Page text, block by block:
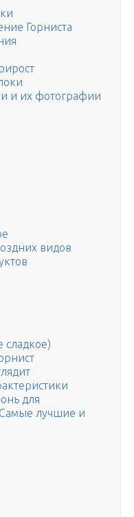
Горниста
и их фотографии
видов
сладкое)
для
лучшие и